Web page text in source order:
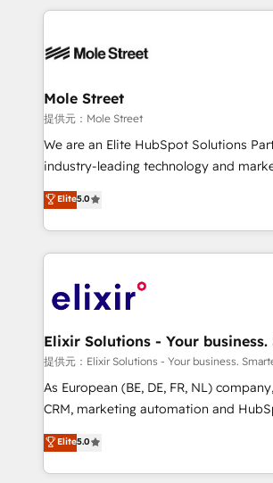
Integrations; complex builds
workflows; automation agents;
Healthcare: HIPAA implementations;
workflows 💼 Financial Services:
workflows; audit-ready reporting ⚖️
intake; pipeline and document
revenue automation 🏢 Real Estate:
portfolio and lifecycle management 🏭
HIPAA-aware; CASL-compliant; GDPR-
implementations where required 💡 Why 500+
built to scale.
Mole Street
提供元：Mole Street
We are an Elite HubSpot Solutions
industry-leading technology and
consultancy. Our focus is on enterprise
market B2B companies globally that
approach to execute their goals
applications of our solutions;
Design, Migrations + Integrations. Mole Street’s
greatness, which is achieved through
absolute clarity, derived from a well-
strategy, executed well, and reported
results. The culture is driven by core
Mindedness, and Clarity. We are driven to win for the
collective good of the company and its
Elite5.0
提供元：Elixir Solutions - Your business.
As European (BE, DE, FR, NL)
CRM, marketing automation and
integration products and services to
and enterprise customers. We ensure that your sales,
service and marketing department
Elite5.0